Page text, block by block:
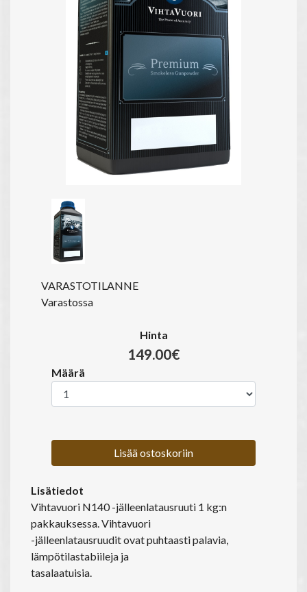
VARASTOTILANNE
Varastossa
Hinta
149.00€
Määrä
Lisää ostoskoriin
Lisätiedot
Vihtavuori N140 -jälleenlatausruuti 1 kg:n
pakkauksessa. Vihtavuori
-jälleenlatausruudit ovat puhtaasti palavia,
lämpötilastabiileja ja
tasalaatuisia.